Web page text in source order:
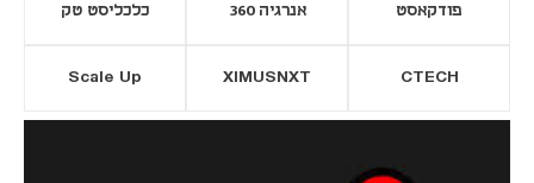
פודקאסט אנרגיה 360 כלכליסט טק
CTECH
XIMUSNXT
Scale Up
נפתח בכרטיסייה חדשה חדשה